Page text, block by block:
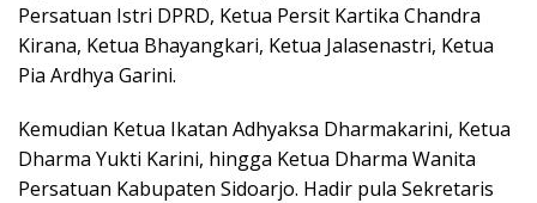
Persatuan Istri DPRD, Ketua Persit Kartika Chandra
Kirana, Ketua Bhayangkari, Ketua Jalasenastri, Ketua
Pia Ardhya Garini.
Kemudian Ketua Ikatan Adhyaksa Dharmakarini, Ketua
Dharma Yukti Karini, hingga Ketua Dharma Wanita
Persatuan Kabupaten Sidoarjo. Hadir pula Sekretaris